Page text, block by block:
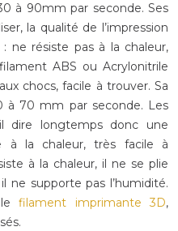
à 90mm par seconde. Ses
la qualité de l’impression
ne résiste pas à la chaleur,
ABS ou Acrylonitrile
chocs, facile à trouver. Sa
à 70 mm par seconde. Les
dire longtemps donc une
à la chaleur, très facile à
à la chaleur, il ne se plie
ne supporte pas l’humidité.
lefilament imprimante 3D,